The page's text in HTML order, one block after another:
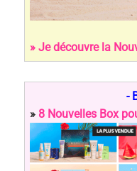
» Je découvre la
-
» 8 Nouvelles Box